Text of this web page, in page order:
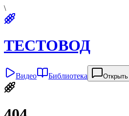
\
ТЕСТОВОД
Видео Библиотека